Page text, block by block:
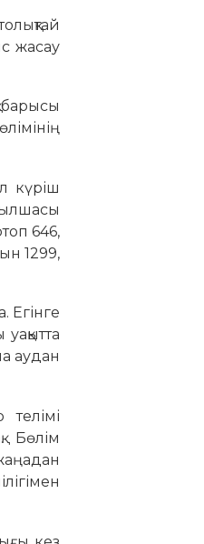
жасау
күріш
646,
1299,
Егінге
аудан
Бөлім